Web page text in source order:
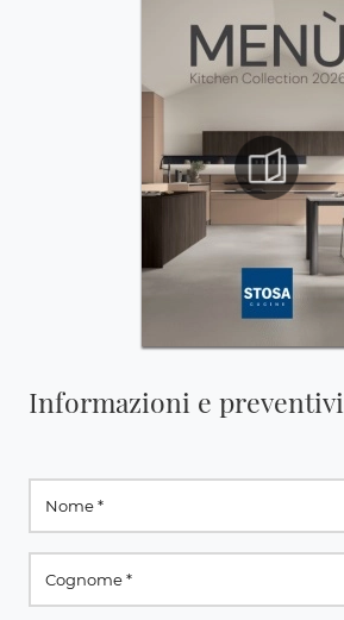
Informazioni e preventivi